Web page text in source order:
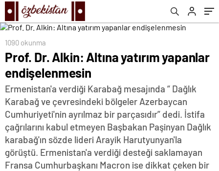
1090 okunma
Prof. Dr. Alkin: Altına yatırım yapanlar
endişelenmesin
Ermenistan'a verdiği Karabağ mesajında “ Dağlık
Karabağ ve çevresindeki bölgeler Azerbaycan
Cumhuriyeti'nin ayrılmaz bir parçasıdır” dedi. İstifa
çağrılarını kabul etmeyen Başbakan Paşinyan Dağlık
karabağ'ın sözde lideri Arayik Harutyunyan'la
görüştü. Ermenistan'a verdiği desteği saklamayan
Fransa Cumhurbaşkanı Macron ise dikkat çeken bir